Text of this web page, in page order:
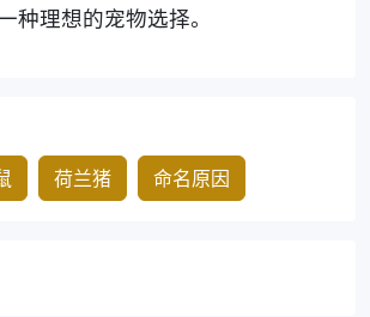
种理想的宠物选择。
荷兰猪 命名原因